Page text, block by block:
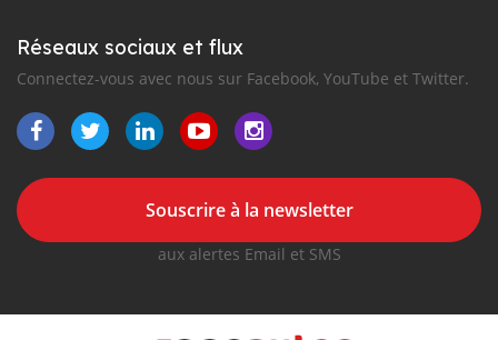
Réseaux sociaux et flux
Connectez-vous avec nous sur Facebook, YouTube et Twitter.
Souscrire à la newsletter
aux alertes Email et SMS